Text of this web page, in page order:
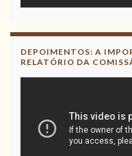
DEPOIMENTOS: A
RELATÓRIO DA